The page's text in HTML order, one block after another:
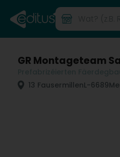
GR Montageteam
13 FausermillenL-6689